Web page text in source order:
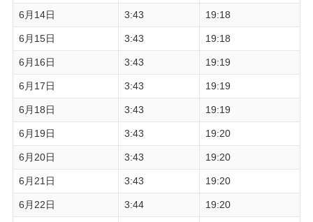
6月14日 3:43 19:18
6月15日 3:43 19:18
6月16日 3:43 19:19
6月17日 3:43 19:19
6月18日 3:43 19:19
6月19日 3:43 19:20
6月20日 3:43 19:20
6月21日 3:43 19:20
6月22日 3:44 19:20